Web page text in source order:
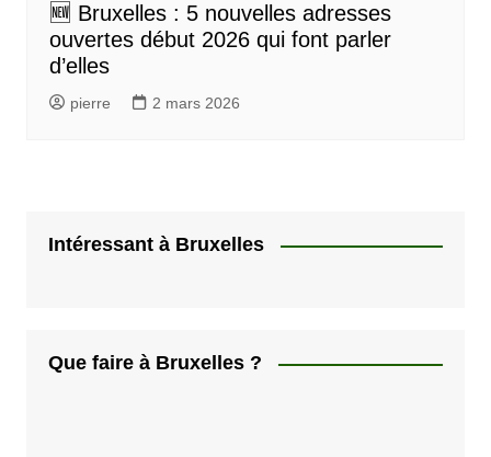
🆕 Bruxelles : 5 nouvelles adresses
ouvertes début 2026 qui font parler
d’elles
pierre 2 mars 2026
Intéressant à Bruxelles
Que faire à Bruxelles ?